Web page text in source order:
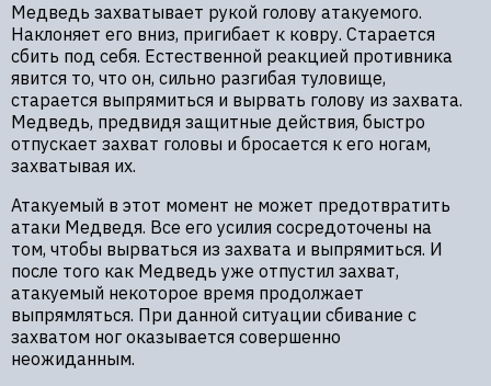
Медведь захватывает рукой голову атакуемого.
Наклоняет его вниз, пригибает к ковру. Старается
сбить под себя. Естественной реакцией противника
явится то, что он, сильно разгибая туловище,
старается выпрямиться и вырвать голову из захвата.
Медведь, предвидя защитные действия, быстро
отпускает захват головы и бросается к его ногам,
захватывая их.
Атакуемый в этот момент не может предотвратить
атаки Медведя. Все его усилия сосредоточены на
том, чтобы вырваться из захвата и выпрямиться. И
после того как Медведь уже отпустил захват,
атакуемый некоторое время продолжает
выпрямляться. При данной ситуации сбивание с
захватом ног оказывается совершенно
неожиданным.